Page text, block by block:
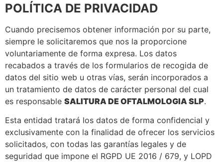
POLÍTICA DE PRIVACIDAD
Cuando precisemos obtener información por su parte,
siempre le solicitaremos que nos la proporcione
voluntariamente de forma expresa. Los datos
recabados a través de los formularios de recogida de
datos del sitio web u otras vías, serán incorporados a
un tratamiento de datos de carácter personal del cual
es responsable SALITURA DE OFTALMOLOGIA SLP.
Esta entidad tratará los datos de forma confidencial y
exclusivamente con la finalidad de ofrecer los servicios
solicitados, con todas las garantías legales y de
seguridad que impone el RGPD UE 2016 / 679, y LOPD